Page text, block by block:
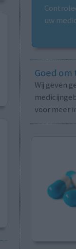
uw
Goed
Wij geven
voor meer